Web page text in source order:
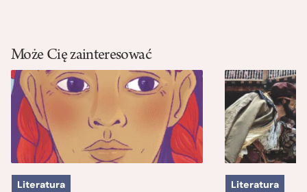
Może Cię zainteresować
Literatura Literatura